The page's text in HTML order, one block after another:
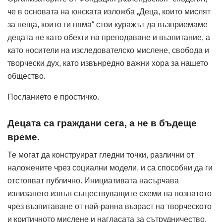
че в основата на юнската изложба „Деца, които мислят
за неща, които ги няма“ стои куражът да възприемаме
децата не като обекти на преподаване и възпитание, а
като носители на изследователско мислене, свобода и
творчески дух, като извънредно важни хора за нашето
общество.
Посланието е простичко.
Децата са граждани сега, а не в бъдеще
време.
Те могат да конструират гледни точки, различни от
наложените чрез социални модели, и са способни да ги
отстояват публично. Инициативата насърчава
излизането извън съществуващите схеми на познатото
чрез възпитаване от най-ранна възраст на творческото
и критичното мислене и нагласата за сътрудничество.